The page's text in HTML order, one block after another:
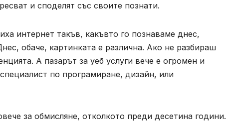
и споделят със своите познати.
интернет такъв, какъвто го познаваме днес,
обаче, картинката е различна. Ако не разбираш
А пазарът за уеб услуги вече е огромен и
по програмиране, дизайн, или
за обмисляне, отколкото преди десетина години.